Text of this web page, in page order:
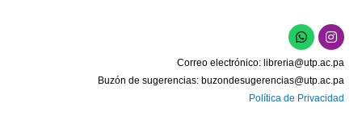
W
h
a
t
s
a
p
I
n
s
t
a
g
r
Correo electrónico: libreria@utp.ac.pa
Buzón de sugerencias: buzondesugerencias@utp.ac.pa
Política de Privacidad